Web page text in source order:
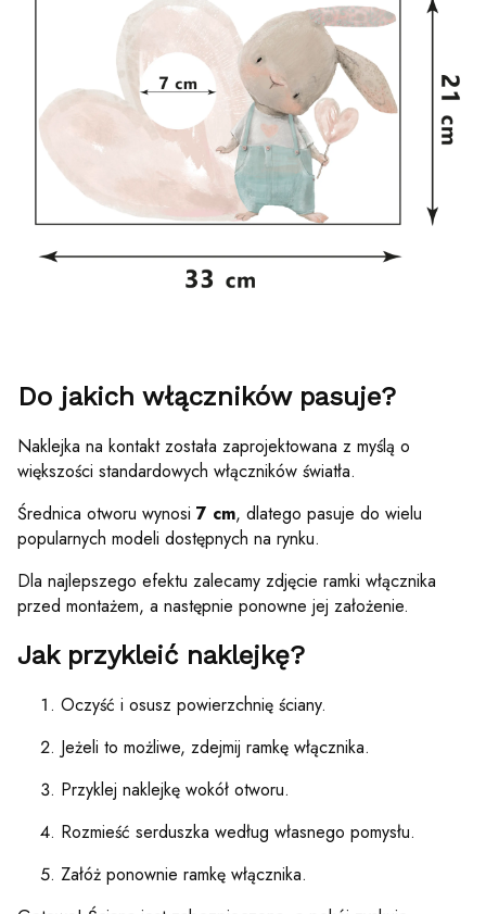
Do jakich włączników pasuje?
Naklejka na kontakt została zaprojektowana z myślą o
większości standardowych włączników światła.
Średnica otworu wynosi 7 cm, dlatego pasuje do wielu
popularnych modeli dostępnych na rynku.
Dla najlepszego efektu zalecamy zdjęcie ramki włącznika
przed montażem, a następnie ponowne jej założenie.
Jak przykleić naklejkę?
Oczyść i osusz powierzchnię ściany.
Jeżeli to możliwe, zdejmij ramkę włącznika.
Przyklej naklejkę wokół otworu.
Rozmieść serduszka według własnego pomysłu.
Załóż ponownie ramkę włącznika.